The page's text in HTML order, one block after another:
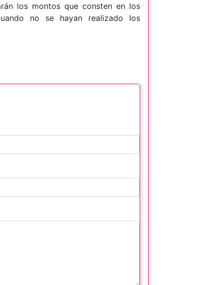
los montos que consten en los
no se hayan realizado los